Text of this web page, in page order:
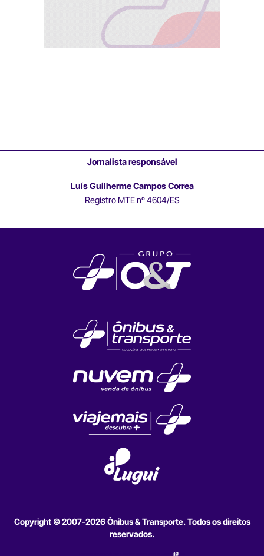
Jornalista responsável
Luís Guilherme Campos Correa
Registro MTE nº 4604/ES
Copyright © 2007-2026 Ônibus & Transporte. Todos os direitos
reservados.